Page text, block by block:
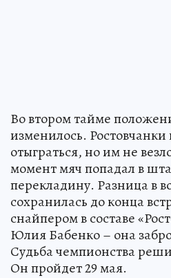
Во втором тайме
изменилось. Ростовчанки
отыграться, но им не
момент мяч попадал в
перекладину. Разница в
сохранилась до конца
снайпером в составе
Юлия Бабенко – она
Судьба чемпионства
Он пройдет 29 мая.